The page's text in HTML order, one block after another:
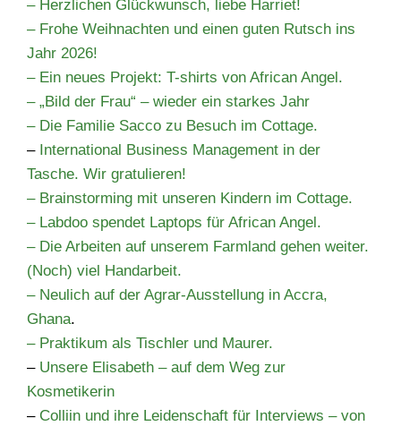
– Herzlichen Glückwunsch, liebe Harriet!
– Frohe Weihnachten und einen guten Rutsch ins
Jahr 2026!
– Ein neues Projekt: T-shirts von African Angel.
– „Bild der Frau“ – wieder ein starkes Jahr
– Die Familie Sacco zu Besuch im Cottage.​
– International Business Management in der
Tasche. Wir gratulieren!
– Brainstorming mit unseren Kindern im Cottage.​
– Labdoo spendet Laptops für African Angel.​
– Die Arbeiten auf unserem Farmland gehen weiter.
(Noch) viel Handarbeit.
– Neulich auf der Agrar-Ausstellung in Accra,
Ghana.
– Praktikum als Tischler und Maurer.
– Unsere Elisabeth – auf dem Weg zur
Kosmetikerin
– Colliin und ihre Leidenschaft für Interviews – von